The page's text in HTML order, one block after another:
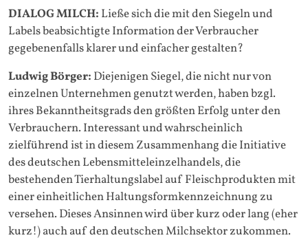
DIALOG MILCH: Ließe sich die mit den Siegeln und
Labels beabsichtigte Information der Verbraucher
gegebenenfalls klarer und einfacher gestalten?
Ludwig Börger: Diejenigen Siegel, die nicht nur von
einzelnen Unternehmen genutzt werden, haben bzgl.
ihres Bekanntheitsgrads den größten Erfolg unter den
Verbrauchern. Interessant und wahrscheinlich
zielführend ist in diesem Zusammenhang die Initiative
des deutschen Lebensmitteleinzelhandels, die
bestehenden Tierhaltungslabel auf Fleischprodukten mit
einer einheitlichen Haltungsformkennzeichnung zu
versehen. Dieses Ansinnen wird über kurz oder lang (eher
kurz!) auch auf den deutschen Milchsektor zukommen.